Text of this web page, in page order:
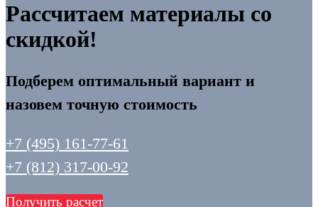
Рассчитаем материалы со
скидкой!
Подберем оптимальный вариант и
назовем точную стоимость
+7 (495) 161-77-61
+7 (812) 317-00-92
Получить расчет